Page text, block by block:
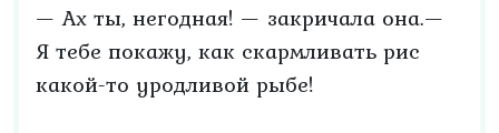
— Ах ты, негодная! — закричала она.—
Я тебе покажу, как скармливать рис
какой-то уродливой рыбе!